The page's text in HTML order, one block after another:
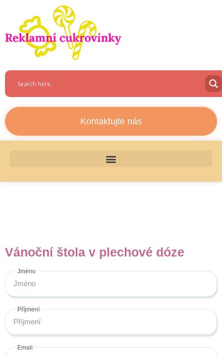
Kontaktujte nás
Vánoční štola v plechové dóze
Jméno
Příjmení
Email